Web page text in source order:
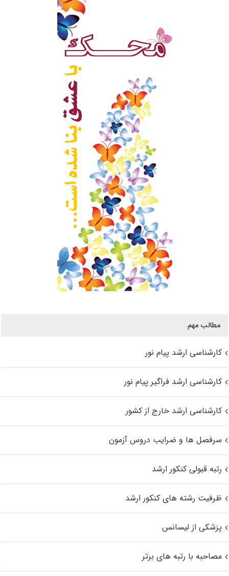
مطالب مهم
کارشناسی ارشد پیام نور
کارشناسی ارشد فراگیر پیام نور
کارشناسی ارشد خارج از کشور
سرفصل ها و ضرایب دروس آزمون
رتبه قبولی کنکور ارشد
ظرفیت رشته های کنکور ارشد
پزشکی از لیسانس
مصاحبه با رتبه های برتر